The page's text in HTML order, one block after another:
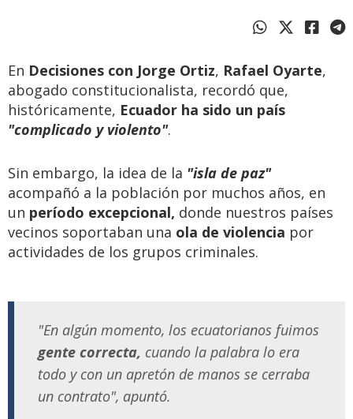
En Decisiones con Jorge Ortiz, Rafael Oyarte,
abogado constitucionalista, recordó que,
históricamente, Ecuador ha sido un país
"complicado y violento".
Sin embargo, la idea de la "isla de paz"
acompañó a la población por muchos años, en
un período excepcional, donde nuestros países
vecinos soportaban una ola de violencia por
actividades de los grupos criminales.
"En algún momento, los ecuatorianos fuimos
gente correcta, cuando la palabra lo era
todo y con un apretón de manos se cerraba
un contrato", apuntó.